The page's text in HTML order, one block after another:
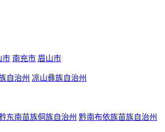
市 南充市 眉山市
自治州 凉山彝族自治州
东南苗族侗族自治州 黔南布依族苗族自治州